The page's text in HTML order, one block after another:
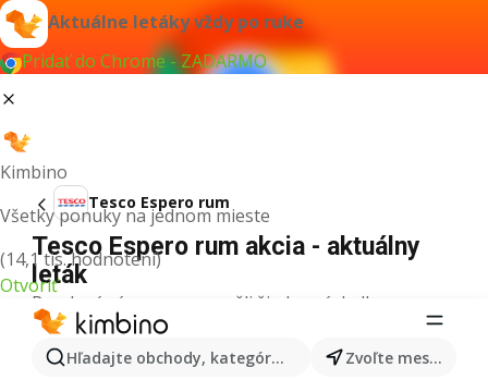
Aktuálne letáky vždy po ruke
Pridať do Chrome - ZADARMO
Kimbino
Všetky ponuky na jednom mieste
(14,1 tis. hodnotení)
Otvoriť
Hľadajte obchody, kategórie, produkty... Zvoľte mesto
Tesco Espero rum
Tesco Espero rum akcia - aktuálny
leták
Pre daný výraz sme nenašli žiadne výsledky.
Ďalšie produkty v obchodoch Tesco
Tesco Pizza Tesco Kiwi Mango